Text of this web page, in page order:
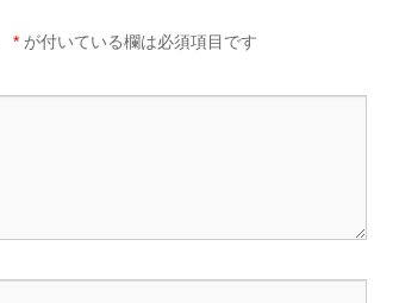
* が付いている欄は必須項目です